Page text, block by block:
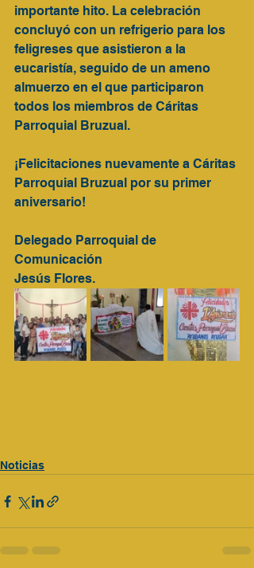
importante hito. La celebración
concluyó con un refrigerio para los
feligreses que asistieron a la
eucaristía, seguido de un ameno
almuerzo en el que participaron
todos los miembros de Cáritas
Parroquial Bruzual.
¡Felicitaciones nuevamente a Cáritas
Parroquial Bruzual por su primer
aniversario!
Delegado Parroquial de
Comunicación
Jesús Flores.
Noticias